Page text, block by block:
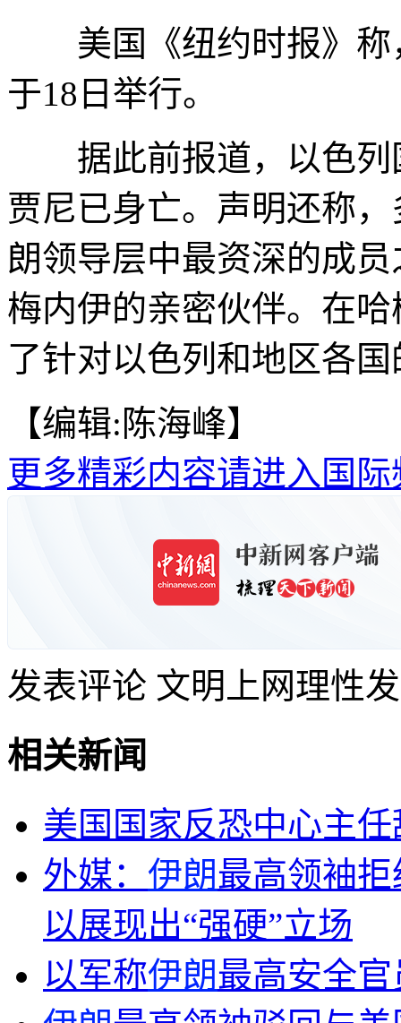
美国《纽约时报》称
于18日举行。
据此前报道，以色列
贾尼已身亡。声明还称
朗领导层中最资深的成
梅内伊的亲密伙伴。在
了针对以色列和地区各
【编辑:陈海峰】
更多精彩内容请进入国际
发表评论 文明上网理性
相关新闻
美国国家反恐中心主
外媒： 伊朗最高领袖
以展现出“强硬”立场
以军称伊朗最高安全